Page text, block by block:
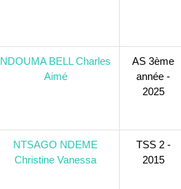
NDOUMA BELL Charles
Aimé
AS 3ème
année -
2025
NTSAGO NDEME
Christine Vanessa
TSS 2 -
2015